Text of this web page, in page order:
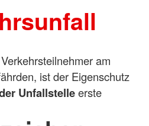
am
ist der Eigenschutz
Unfallstelleerste